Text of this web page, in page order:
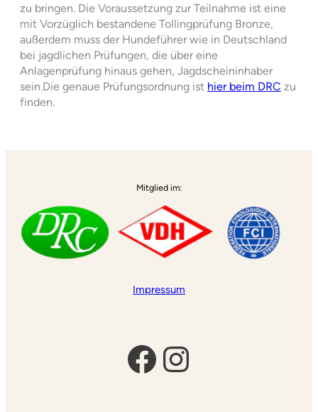
zu bringen. Die Voraussetzung zur Teilnahme ist eine
mit Vorzüglich bestandene Tollingprüfung Bronze,
außerdem muss der Hundeführer wie in Deutschland
bei jagdlichen Prüfungen, die über eine
Anlagenprüfung hinaus gehen, Jagdscheininhaber
sein.Die genaue Prüfungsordnung ist hier beim DRC zu
finden.
Mitglied im:
Impressum
Facebook Instagram